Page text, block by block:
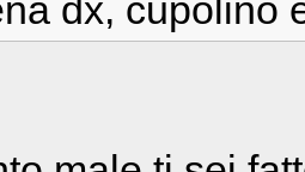
dx, cupolino